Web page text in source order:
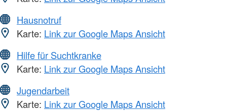
Hausnotruf
Karte: Link zur Google Maps Ansicht
Hilfe für Suchtkranke
Karte: Link zur Google Maps Ansicht
Jugendarbeit
Karte: Link zur Google Maps Ansicht